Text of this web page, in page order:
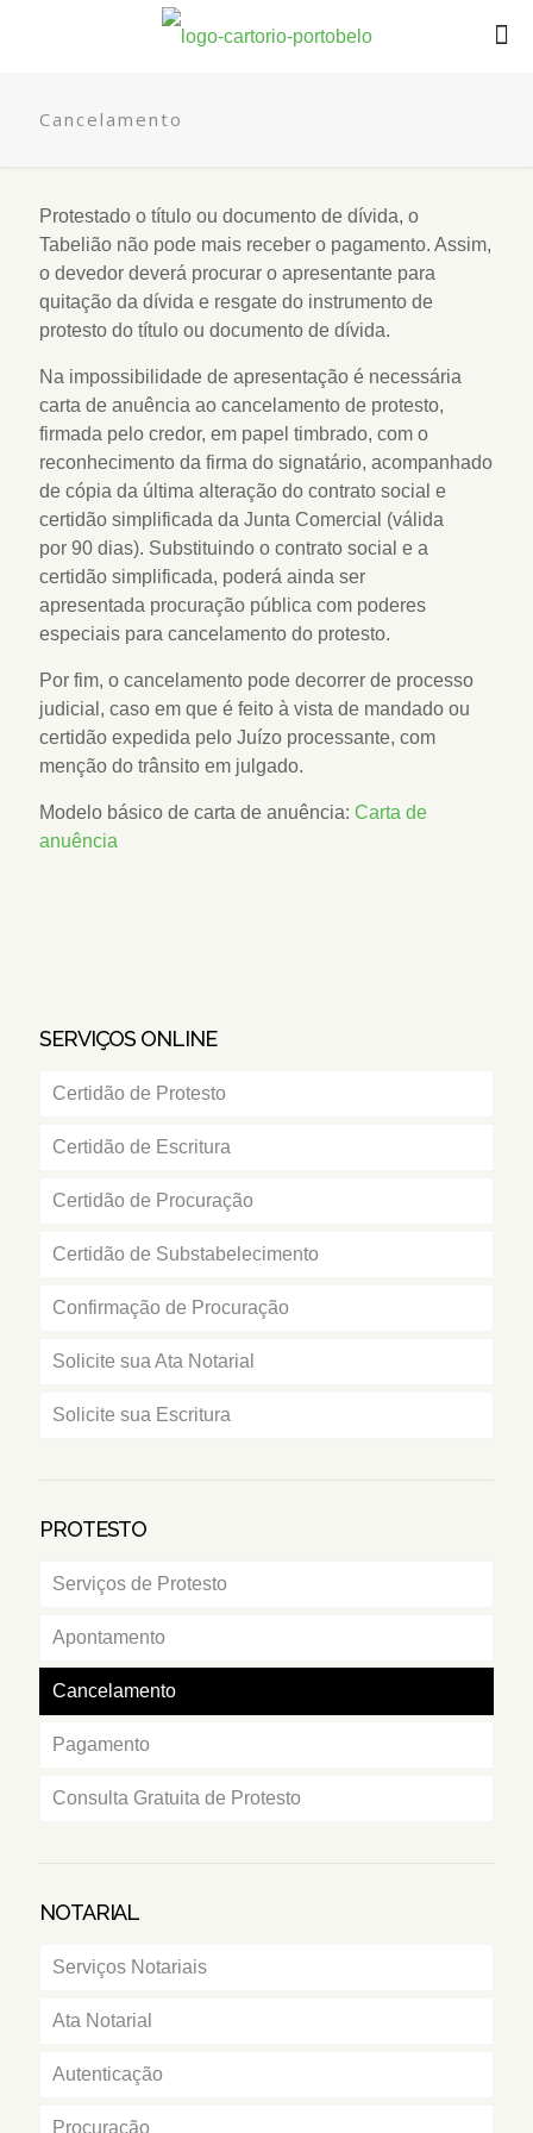
Cancelamento
Protestado o título ou documento de dívida, o
Tabelião não pode mais receber o pagamento. Assim,
o devedor deverá procurar o apresentante para
quitação da dívida e resgate do instrumento de
protesto do título ou documento de dívida.
Na impossibilidade de apresentação é necessária
carta de anuência ao cancelamento de protesto,
firmada pelo credor, em papel timbrado, com o
reconhecimento da firma do signatário, acompanhado
de cópia da última alteração do contrato social e
certidão simplificada da Junta Comercial (válida
por 90 dias). Substituindo o contrato social e a
certidão simplificada, poderá ainda ser
apresentada procuração pública com poderes
especiais para cancelamento do protesto.
Por fim, o cancelamento pode decorrer de processo
judicial, caso em que é feito à vista de mandado ou
certidão expedida pelo Juízo processante, com
menção do trânsito em julgado.
Modelo básico de carta de anuência: Carta de
anuência
SERVIÇOS ONLINE
Certidão de Protesto
Certidão de Escritura
Certidão de Procuração
Certidão de Substabelecimento
Confirmação de Procuração
Solicite sua Ata Notarial
Solicite sua Escritura
PROTESTO
Serviços de Protesto
Apontamento
Cancelamento
Pagamento
Consulta Gratuita de Protesto
NOTARIAL
Serviços Notariais
Ata Notarial
Autenticação
Procuração